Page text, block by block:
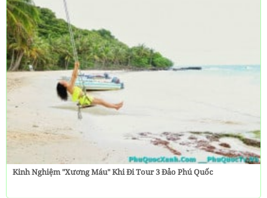
Kinh Nghiệm "Xương Máu" Khi Đi Tour 3 Đảo Phú Quốc